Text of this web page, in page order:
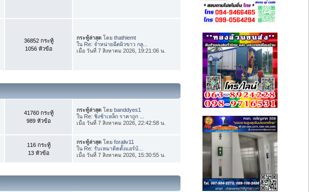
36852 กระทู้
1056 หัวข้อ
กระทู้ล่าสุด โดยthathiemt
ใน Re: จำหน่ายฉีดผิวขาว กลู...
เมื่อ วันที่ 7 สิงหาคม 2026, 19:21:06 น.
41760 กระทู้
989 หัวข้อ
กระทู้ล่าสุด โดยbanddyes1
ใน Re: ชิงช้าเหล็ก ราคาถูก ...
เมื่อ วันที่ 7 สิงหาคม 2026, 22:42:58 น.
116 กระทู้
13 หัวข้อ
กระทู้ล่าสุด โดยforaliv11
ใน Re: รับเหมาติดตั้งแอร์บ้...
เมื่อ วันที่ 7 สิงหาคม 2026, 15:30:55 น.